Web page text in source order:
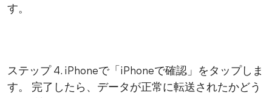
す。
ステップ 4. iPhoneで「iPhoneで確認」をタップしま
す。 完了したら、データが正常に転送されたかどう